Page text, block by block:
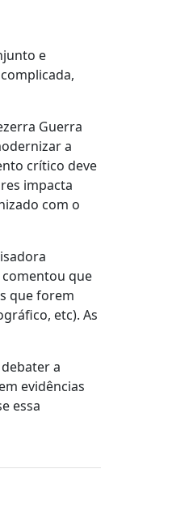
e
Guerra
a
crítico deve
impacta
com o
comentou que
que forem
etc). As
a
evidências
essa